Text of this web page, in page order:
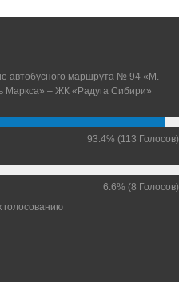
автобусного маршрута № 94 «М.
Маркса» – ЖК «Радуга Сибири»
93.4% (113 Голосов)
6.6% (8 Голосов)
голосованию